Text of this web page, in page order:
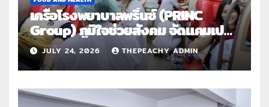
เครือโรงพยาบาลพริ้นซ์ (PRINC
Group) ภูมิใจช่วยสังคม จัดแคมเปญ
ใหญ่ระดับประเทศ “PRINC ผสาน :
สานต่อการให้ไม่สิ้นสุด”
JULY 24, 2026 THEPEACHY ADMIN